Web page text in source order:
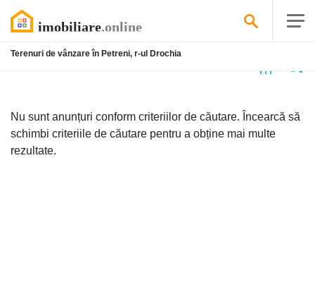
Terenuri de vânzare în Petreni, r-ul Drochia
Nu sunt anunțuri conform criteriilor de căutare. Încearcă să
schimbi criteriile de căutare pentru a obține mai multe
rezultate.